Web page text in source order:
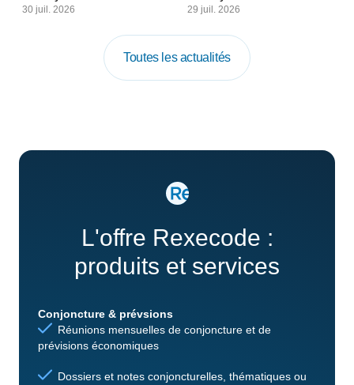
30 juil. 2026
29 juil. 2026
Toutes les actualités
L'offre Rexecode :
produits et services
Conjoncture & prévsions
Réunions mensuelles de conjoncture et de
prévisions économiques
Dossiers et notes conjoncturelles, thématiques ou